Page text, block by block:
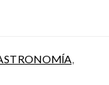
,